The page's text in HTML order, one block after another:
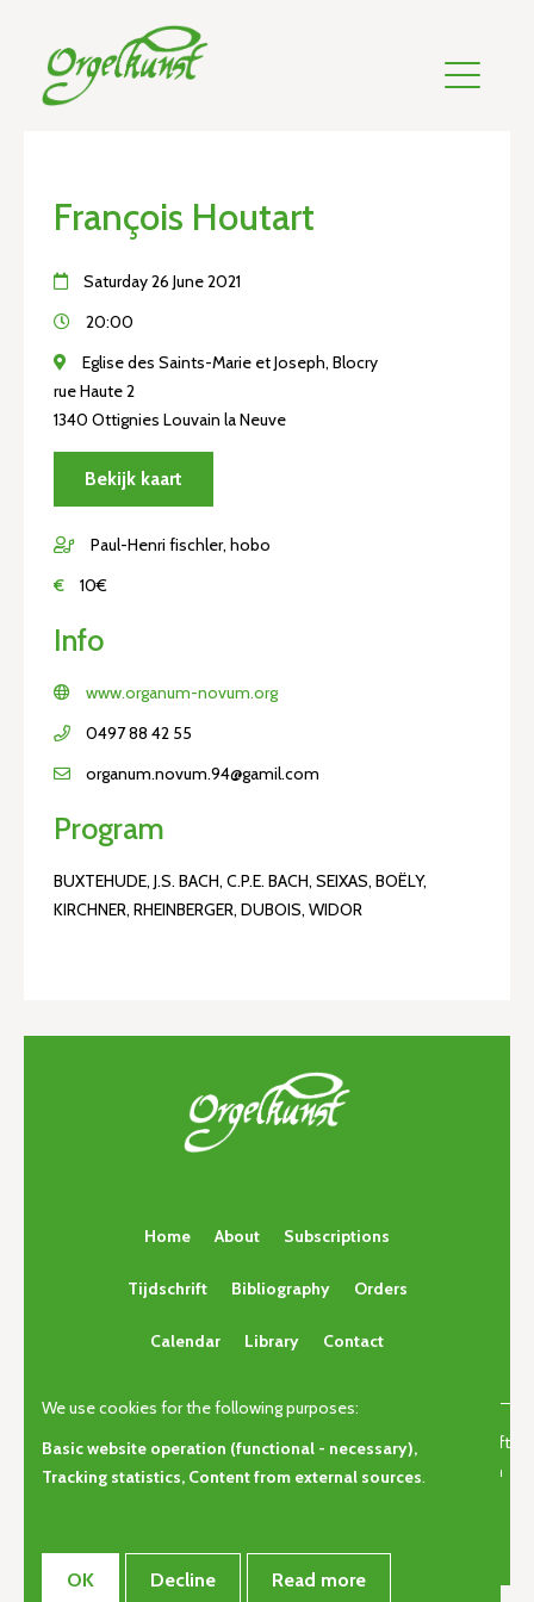
François Houtart
Saturday 26 June 2021
20:00
Eglise des Saints-Marie et Joseph, Blocry
rue Haute 2
1340 Ottignies Louvain la Neuve
Bekijk kaart
Paul-Henri fischler, hobo
€
10€
Info
www.organum-novum.org
0497 88 42 55
organum.novum.94@gamil.com
Program
BUXTEHUDE, J.S. BACH, C.P.E. BACH, SEIXAS, BOËLY,
KIRCHNER, RHEINBERGER, DUBOIS, WIDOR
Home About Subscriptions
Tijdschrift Bibliography Orders
Calendar Library Contact
© Copyright 2026 | Orgelkunst | Vlaams cultureel-erfgoedtijdschrift
voor orgelcultuur van gisteren, vandaag en morgen. • Alle rechten
We use cookies for the following purposes:
Basic website operation (functional - necessary),
Tracking statistics, Content from external sources.
OK Decline Read more